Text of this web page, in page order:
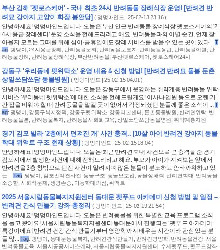
부산 김해 '펫로스케어' - 국내 최초 24시 반려동물 장례식장 운영! [반려견 반
려묘 강아지 고양이 화장 봉안당] ( 멍멍마인드 | 25-02-13 23:16 )
안녕하세요! 멍멍마인드입니다. 오늘은 부산 인근 반려동물 장례식장 펫로스케어의 '2
4시 응급 장례센터' 운영 소식을 전해드리려고 해요. 반려동물과의 이별 순간, 언제 찾
아올지 모르는 그때를 위해 심야·공휴일에도 장례 서비스를 받을 수 있는 곳이 있다...T
ag: 댕댕이 24시응급장례 반려동물문화, 반려동물보호자, 반려동물응급 반려동물이별 반
려동물장례 반려동물장례식장, 부산반려동물 부산펫로스케어 펫로스케어24시
강동구 '우리동네 펫위탁소' 운영 내용 & 신청 방법! [반려견 반려묘 돌봄 둔촌
상일쓰담쓰담 동물병원] ( 멍멍마인드 | 25-02-15 04:01 )
안녕하세요! 멍멍마인드입니다. 오늘은 강동구에서 운영하는 취약계층 반려동물 위탁
서비스 '우리동네 펫위탁소'에 대한 소식을 전해드릴게요! 이사나 입원 등으로 오랜 기
간 집을 비워야 할 때 반려동물을 맡길 곳이 없어서 걱정되셨던 분들께 좋은 소식이 ...T
ag: 댕댕이 강동구복지정책 강동구펫위탁소 강동리본센터 둔촌동물병원 반려견위탁, 반
려동물돌봄 반려동물복지 반려동물사회화교육 상일쓰담쓰담동물병원 취약계층지원
경기 김포 빌라 '2층에서 던져진 개' 사건 충격.. [10살 아이 반려견 강아지 동물
학대 위액트 구조 현재 상황] ( 멍멍마인드 | 25-02-15 18:04 )
안녕하세요! 멍멍마인드입니다. 오늘은 최근 반려견 학대 사건으로 큰 충격을 준 경기
김포시에서 발생한 사건에 대해 전해드리려고 해요. 부모가 아이가 지켜보는 앞에서
반려견을 2층 창밖으로 던진 사건이 알려지며 많은 분들이 분노하고 안타까워하고 있
는...Tag: 댕댕이 김포반려견사건 동물구조 동물보호법 동물상해죄 반려견학대 반려동물
소중함, 사회적문제 생명존중 아동학대의심 위액트
2025 서울시립동물복지지원센터 동대문 펫푸드 아카데미 신청 방법 및 일정 –
반려견 간식 만들기 강좌 총정리 ( 멍멍마인드 | 25-02-19 21:54 )
안녕하세요! 멍멍마인드입니다. 오늘은 반려동물을 위한 특별한 교육 프로그램 소식
을 들고 왔어요! 서울시립동물복지지원센터 동대문에서 진행되는 ‘펫푸드 아카데미’
특강이에요! 반려견 건강 간식 만들기부터 영양학까지 배우는 시간이라 관심 있는 분
들 많...Tag: 댕댕이 동대문동물복지 반려견간식만들기 반려견영양학, 반려동물건강, 서울
반려동물교육 서울시공공서비스예약, 서울시립동물복지지원센터 수제펫푸드 펫푸드강좌,